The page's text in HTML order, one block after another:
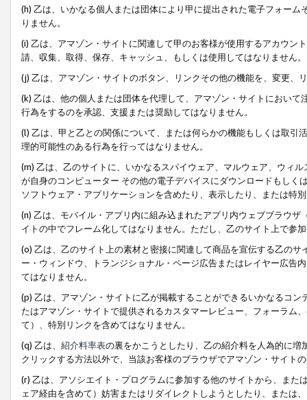
(h) 乙は、いかなる個人または団体により甲に提出された電子フォー
りません。
(i) 乙は、アマゾン・サイトに関連して甲のお客様が使用するアカウン
請、収集、取得、保存、キャッシュ、もしくは使用してはなりません。
(j) 乙は、アマゾン・サイトのボタン、リンクその他の機能を、変更、
(k) 乙は、他の個人または団体を代理して、アマゾン・サイトにおい
行為をするのを承認、支援または奨励してはなりません。
(l) 乙は、甲と乙との関係について、または何らかの機能もしくは取
理的可能性のある行為を行ってはなりません。
(m) 乙は、乙のサイトに、いかなるスパイウェア、マルウェア、ウィ
が自身のコンピューター その他の電子デバイスにダウンロードもし
ソフトウェア・アプリケーションを含めたり、表示したり、または特
(n) 乙は、モバイル・アプリ内に組み込まれたアプリ内ウェブブラウ
イトの中でフレーム化してはなりません。ただし、乙のサイト上で参
(o) 乙は、乙のサイト上の素材と密接に関連して商品を宣伝する乙の
ー・ウィンドウ、トランジショナル・ページ広告またはレイヤー広告
てはなりません。
(p) 乙は、アマゾン・サイトに乙が掲載することができるいかなるコ
たはアマゾン・サイトで提供されるカスタマーレビュー、フォーラム
て）、特別リンクを含めてはなりません。
(q) 乙は、 紹介料率表の裏をかこうとしたり、乙の紹介料を人為的に
クリックする方法以外で、当該お客様のブラウザでアマゾン・サイト
(r) 乙は、アソシエイト・プログラムに参加する他のサイトから、ま
ェア経由を含めて）妨害またはリダイレクトしようとしたり、または